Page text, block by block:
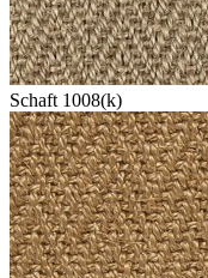
Schaft 1008(k)